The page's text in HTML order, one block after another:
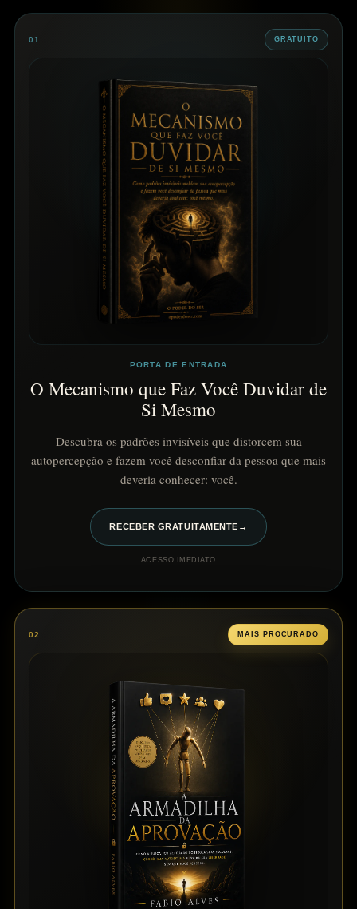
01 GRATUITO
PORTA DE ENTRADA
O Mecanismo que Faz Você Duvidar de
Si Mesmo
Descubra os padrões invisíveis que distorcem sua
autopercepção e fazem você desconfiar da pessoa que mais
deveria conhecer: você.
RECEBER GRATUITAMENTE →
ACESSO IMEDIATO
02 MAIS PROCURADO